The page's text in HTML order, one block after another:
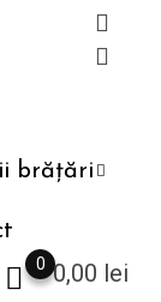
brățări
0,00 lei
0